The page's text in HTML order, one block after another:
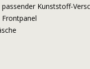
passender Kunststoff-
Frontpanel